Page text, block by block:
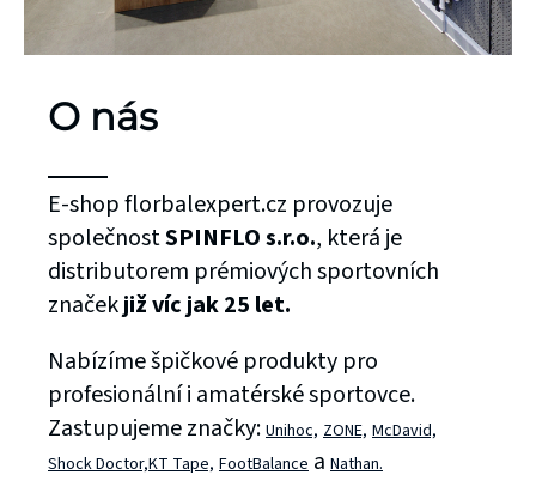
O nás
E-shop florbalexpert.cz provozuje
společnostSPINFLO s.r.o., která je
distributorem prémiových sportovních
značekjiž víc jak 25 let.
Nabízíme špičkové produkty pro
profesionální i amatérské sportovce.
Zastupujeme značky: Unihoc, ZONE, McDavid,
Shock Doctor,KT Tape, FootBalance a Nathan.